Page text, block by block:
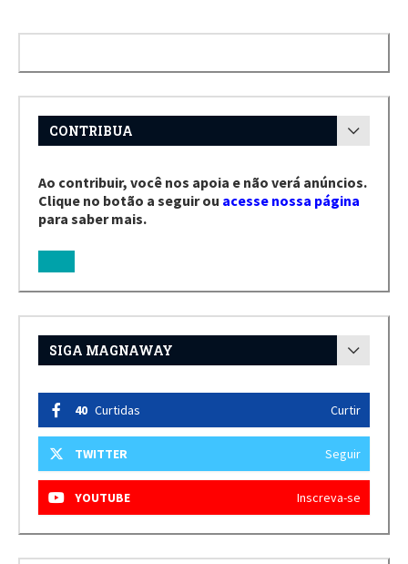
CONTRIBUA
Ao contribuir, você nos apoia e não verá anúncios.
Clique no botão a seguir ou acesse nossa página
para saber mais.
SIGA MAGNAWAY
40 Curtidas Curtir
TWITTER Seguir
YOUTUBE Inscreva-se